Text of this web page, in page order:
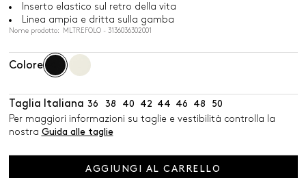
Inserto elastico sul retro della vita
Linea ampia e dritta sulla gamba
Nome prodotto: MLTREFOLO - 3136036302001
Colore
Taglia Italiana 36 38 40 42 44 46 48
50
Per maggiori informazioni su taglie e vestibilità controlla la
nostra Guida alle taglie
AGGIUNGI AL CARRELLO